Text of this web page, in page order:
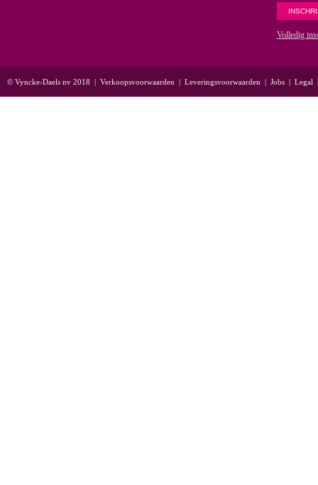
Volledig
© Vyncke-Daels nv 2018 | Verkoopsvoorwaarden | Leveringsvoorwaarden | Jobs | Legal